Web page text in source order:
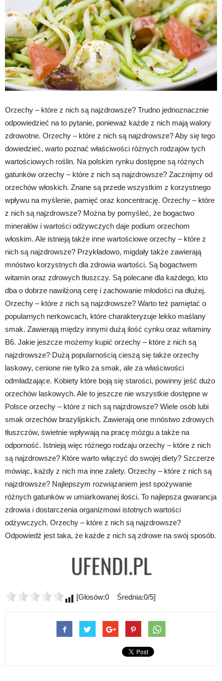
Orzechy – które z nich są najzdrowsze? Trudno jednoznacznie
odpowiedzieć na to pytanie, ponieważ każde z nich mają walory
zdrowotne. Orzechy – które z nich są najzdrowsze? Aby się tego
dowiedzieć, warto poznać właściwości różnych rodzajów tych
wartościowych roślin. Na polskim rynku dostępne są różnych
gatunków orzechy – które z nich są najzdrowsze? Zacznijmy od
orzechów włoskich. Znane są przede wszystkim z korzystnego
wpływu na myślenie, pamięć oraz koncentrację. Orzechy – które
z nich są najzdrowsze? Można by pomyśleć, że bogactwo
minerałów i wartości odżywczych daje podium orzechom
włoskim. Ale istnieją także inne wartościowe orzechy – które z
nich są najzdrowsze? Przykładowo, migdały także zawierają
mnóstwo korzystnych dla zdrowia wartości. Są bogactwem
witamin oraz zdrowych tłuszczy. Są polecane dla każdego, kto
dba o dobrze nawilżoną cerę i zachowanie młodości na dłużej.
Orzechy – które z nich są najzdrowsze? Warto też pamiętać o
popularnych nerkowcach, które charakteryzuje lekko maślany
smak. Zawierają między innymi dużą ilość cynku oraz witaminy
B6. Jakie jeszcze możemy kupić orzechy – które z nich są
najzdrowsze? Dużą popularnością cieszą się także orzechy
laskowy, cenione nie tylko za smak, ale za właściwości
odmładzające. Kobiety które boją się starości, powinny jeść dużo
orzechów laskowych. Ale to jeszcze nie wszystkie dostępne w
Polsce orzechy – które z nich są najzdrowsze? Wiele osób lubi
smak orzechów brazylijskich. Zawierają one mnóstwo zdrowych
tłuszczów, świetnie wpływają na pracę mózgu a także na
odporność. Istnieją więc różnego rodzaju orzechy – które z nich
są najzdrowsze? Które warto włączyć do swojej diety? Szczerze
mówiąc, każdy z nich ma inne zalety. Orzechy – które z nich są
najzdrowsze? Najlepszym rozwiązaniem jest spożywanie
różnych gatunków w umiarkowanej ilości. To najlepsza gwarancja
zdrowia i dostarczenia organizmowi istotnych wartości
odżywczych. Orzechy – które z nich są najzdrowsze?
Odpowiedź jest taka, że każde z nich są zdrowe na swój sposób.
[Głosów:0 Średnia:0/5]